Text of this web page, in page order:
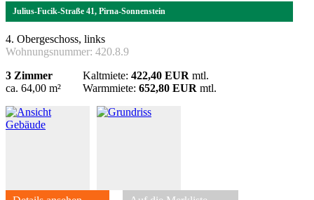
Julius-Fucik-Straße 41, Pirna-Sonnenstein
4. Obergeschoss, links
Wohnungsnummer: 420.8.9
3 Zimmer
ca. 64,00 m²
Kaltmiete: 422,40 EUR mtl.
Warmmiete: 652,80 EUR mtl.